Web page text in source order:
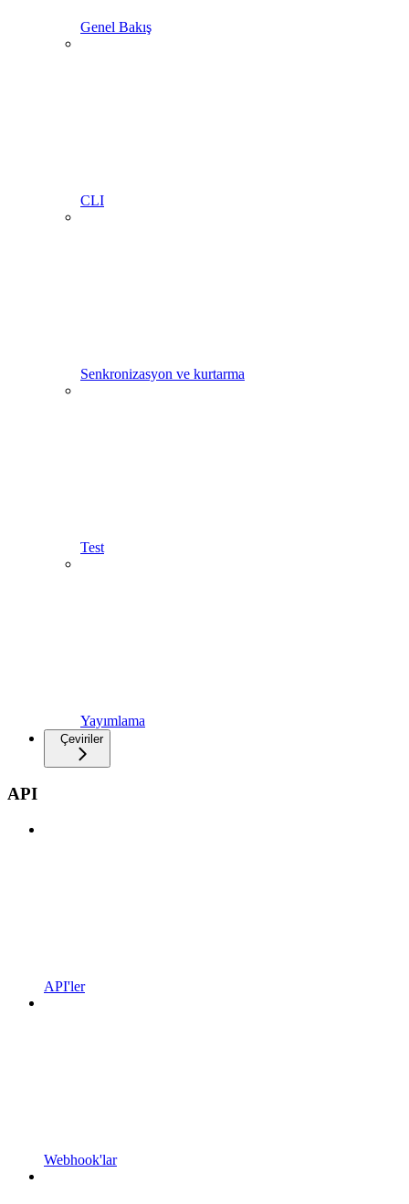
Genel Bakış
CLI
Senkronizasyon ve kurtarma
Test
Yayımlama
Çeviriler
API
API'ler
Webhook'lar